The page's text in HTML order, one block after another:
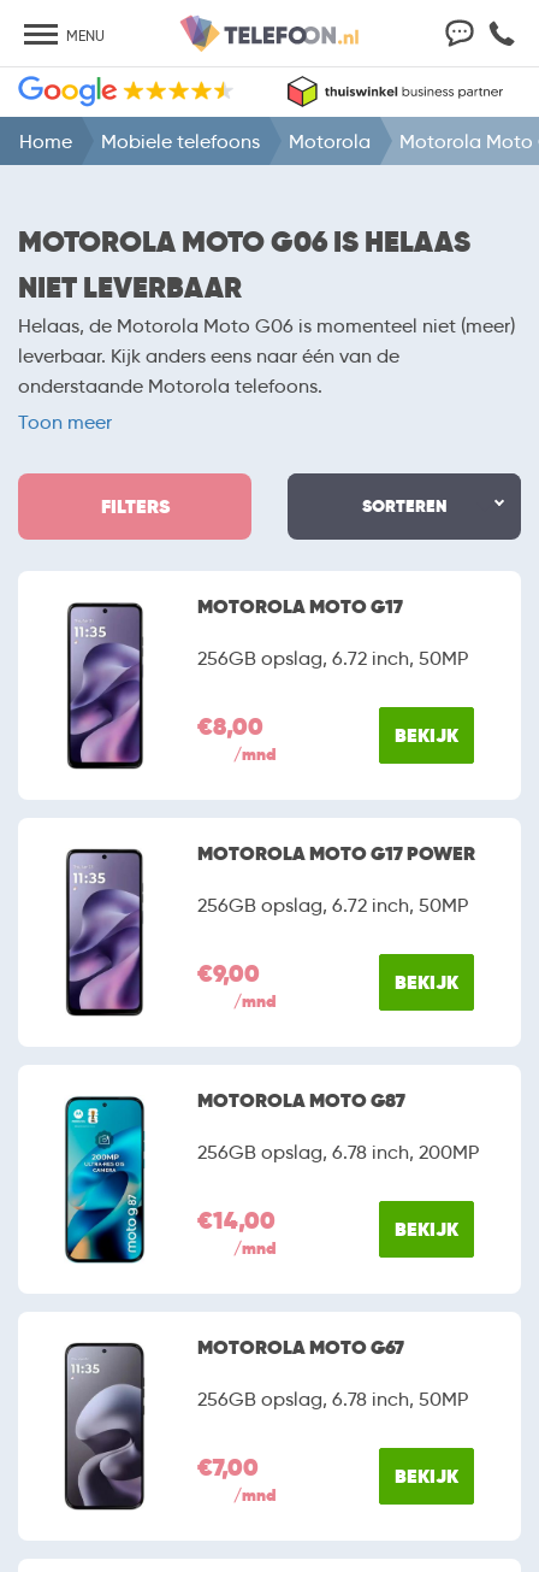
MENU
Home Mobiele telefoons Motorola Motorola Moto
MOTOROLA MOTO G06 IS HELAAS
NIET LEVERBAAR
Helaas, de Motorola Moto G06 is momenteel niet (meer)
leverbaar. Kijk anders eens naar één van de
onderstaande Motorola telefoons.
Toon meer
SORTEREN
FILTERS
MOTOROLA MOTO G17
256GB opslag, 6.72 inch, 50MP
€8,00
/mnd
BEKIJK
MOTOROLA MOTO G17 POWER
256GB opslag, 6.72 inch, 50MP
€9,00
/mnd
BEKIJK
MOTOROLA MOTO G87
256GB opslag, 6.78 inch, 200MP
€14,00
/mnd
BEKIJK
MOTOROLA MOTO G67
256GB opslag, 6.78 inch, 50MP
€7,00
/mnd
BEKIJK